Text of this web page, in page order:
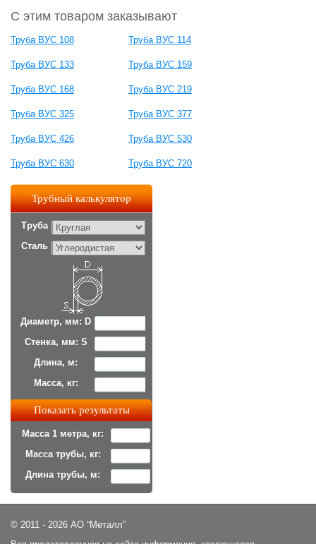
С этим товаром заказывают
Труба ВУС 108 Труба ВУС 114
Труба ВУС 133 Труба ВУС 159
Труба ВУС 168 Труба ВУС 219
Труба ВУС 325 Труба ВУС 377
Труба ВУС 426 Труба ВУС 530
Труба ВУС 630 Труба ВУС 720
Трубный калькулятор
Труба
Сталь
Диаметр, мм: D
Стенка, мм: S
Длина, м:
Масса, кг:
Масса 1 метра, кг:
Масса трубы, кг:
Длина трубы, м:
© 2011 - 2026 АО “Металл”